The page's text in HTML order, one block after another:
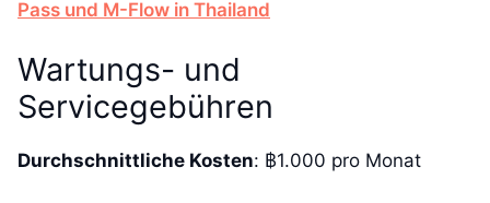
Pass und M-Flow in Thailand
Wartungs- und
Servicegebühren
Durchschnittliche Kosten: ฿1.000 pro Monat